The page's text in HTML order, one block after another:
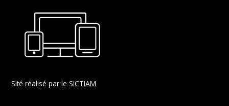
Sité réalisé par leSICTIAM